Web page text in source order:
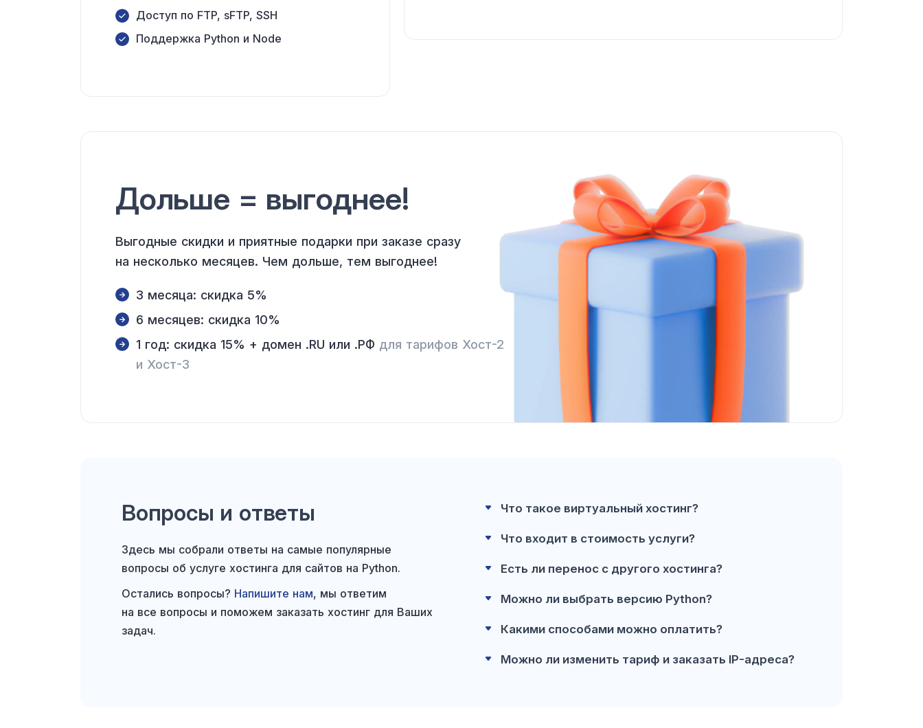
Доступ по FTP, sFTP, SSH
Поддержка Python и Node
Дольше = выгоднее!
Выгодные скидки и приятные подарки при заказе сразу
на несколько месяцев. Чем дольше, тем выгоднее!
3 месяца: скидка 5%
6 месяцев: скидка 10%
1 год: скидка 15% + домен .RU или .РФ для тарифов Хост-2
и Хост-3
Вопросы и ответы
Здесь мы собрали ответы на самые популярные
вопросы об услуге хостинга для сайтов на Python.
Остались вопросы? Напишите нам, мы ответим
на все вопросы и поможем заказать хостинг для Ваших
задач.
Что такое виртуальный хостинг?
Что входит в стоимость услуги?
Есть ли перенос с другого хостинга?
Можно ли выбрать версию Python?
Какими способами можно оплатить?
Можно ли изменить тариф и заказать IP-адреса?